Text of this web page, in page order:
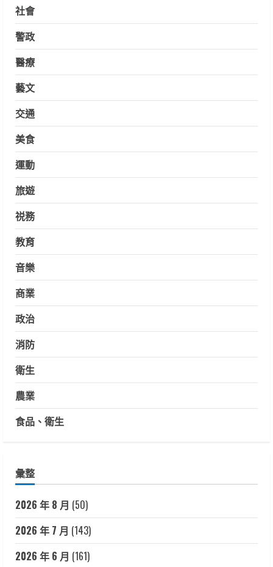
社會
警政
醫療
藝文
交通
美食
運動
旅遊
祱務
教育
音樂
商業
政治
消防
衛生
農業
食品、衛生
彙整
2026 年 8 月 (50)
2026 年 7 月 (143)
2026 年 6 月 (161)